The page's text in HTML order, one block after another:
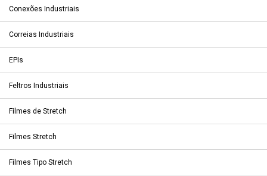
Conexões Industriais
Correias Industriais
EPIs
Feltros Industriais
Filmes de Stretch
Filmes Stretch
Filmes Tipo Stretch